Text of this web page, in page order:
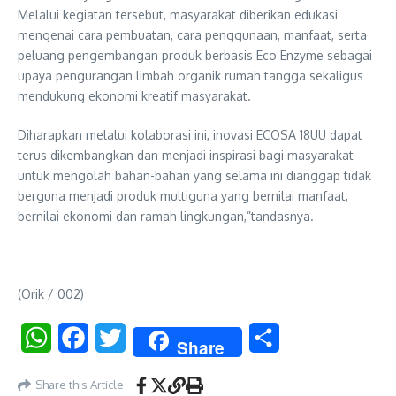
Melalui kegiatan tersebut, masyarakat diberikan edukasi
mengenai cara pembuatan, cara penggunaan, manfaat, serta
peluang pengembangan produk berbasis Eco Enzyme sebagai
upaya pengurangan limbah organik rumah tangga sekaligus
mendukung ekonomi kreatif masyarakat.
Diharapkan melalui kolaborasi ini, inovasi ECOSA 18UU dapat
terus dikembangkan dan menjadi inspirasi bagi masyarakat
untuk mengolah bahan-bahan yang selama ini dianggap tidak
berguna menjadi produk multiguna yang bernilai manfaat,
bernilai ekonomi dan ramah lingkungan,”tandasnya.
(Orik / 002)
WhatsAppFacebookTwitter Share
Share this Article